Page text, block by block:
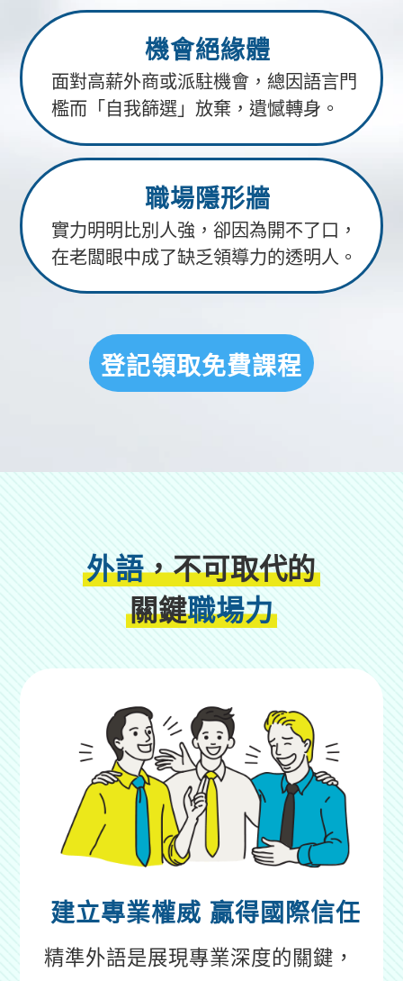
機會絕緣體
面對高薪外商或派駐機會，總因語言門
檻而「自我篩選」放棄，遺憾轉身。
職場隱形牆
實力明明比別人強，卻因為開不了口，
在老闆眼中成了缺乏領導力的透明人。
登記領取免費課程
外語，不可取代的
關鍵職場力
建立專業權威 贏得國際信任
精準外語是展現專業深度的關鍵，